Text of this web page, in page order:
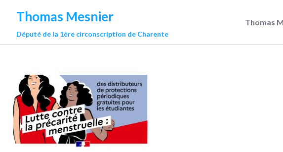
Thomas Mesnier
Député de la 1ère circonscription de Charente
Thomas